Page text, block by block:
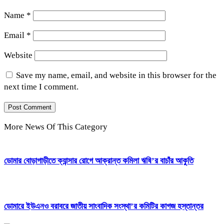
Name *
Email *
Website
Save my name, email, and website in this browser for the
next time I comment.
More News Of This Category
ডোমার বোড়াগাড়ীতে ক্যান্সার রোগে আক্রান্ত কমিলা ঋষি’র বাচাঁর আকুতি
ডোমারে ইউএনও বরাবরে জাতীয় সাংবাদিক সংস্থা’র কমিটির কাগজ হস্তান্তর